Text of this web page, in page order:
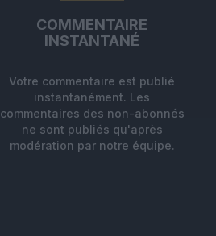
COMMENTAIRE
INSTANTANÉ
Votre commentaire est publié
instantanément. Les
commentaires des non-abonnés
ne sont publiés qu'après
modération par notre équipe.